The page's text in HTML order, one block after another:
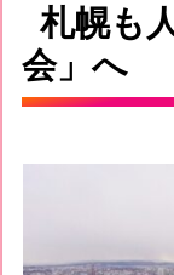
札幌も
会」へ